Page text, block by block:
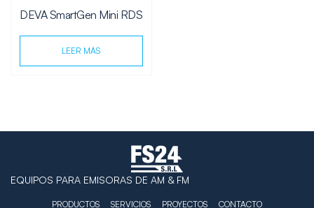
DEVA SmartGen Mini RDS
LEER MÁS
EQUIPOS PARA EMISORAS DE AM & FM
PRODUCTOS SERVICIOS PROYECTOS CONTACTO